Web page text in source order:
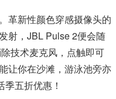
革新性颜色穿感摄像头的
射，JBL Pulse 2便会随
技术麦克风，点触即可
让你在沙滩，游泳池旁亦
五折优惠！